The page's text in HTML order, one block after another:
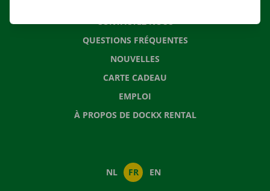
CONTACTEZ NOUS
QUESTIONS FRÉQUENTES
NOUVELLES
CARTE CADEAU
EMPLOI
À PROPOS DE DOCKX RENTAL
NL FR EN